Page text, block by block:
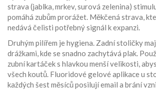
strava (jablka, mrkev, surová zelenina)
pomáhá zubům prorážet. Měkčená strava,
nedává čelisti potřebný signál k expanzi.
Druhým pilířem je hygiena. Zadní stoličky
drážkami, kde se snadno zachytává plak.
zubní kartáček s hlavkou menší velikosti,
všech koutů. Fluoridové gelové aplikace u
každých šest měsíců posilují email a brání